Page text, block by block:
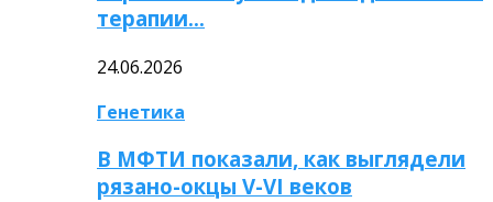
терапии…
24.06.2026
Генетика
В МФТИ показали, как выглядели
рязано-окцы V-VI веков